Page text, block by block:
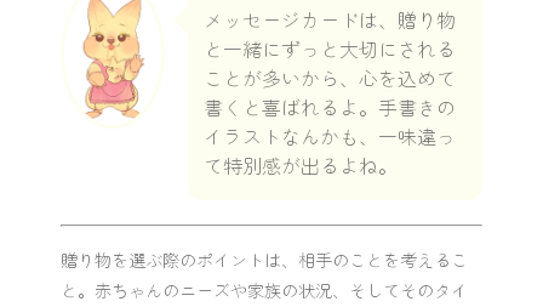
メッセージカードは、贈り物
と一緒にずっと大切にされる
ことが多いから、心を込めて
書くと喜ばれるよ。手書きの
イラストなんかも、一味違っ
て特別感が出るよね。
贈り物を選ぶ際のポイントは、相手のことを考えるこ
と。赤ちゃんのニーズや家族の状況、そしてそのタイ